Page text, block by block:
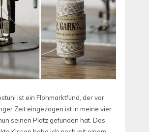
ist ein Flohmarktfund, der vor
Zeit eingezogen ist in meine vier
seinen Platz gefunden hat. Das